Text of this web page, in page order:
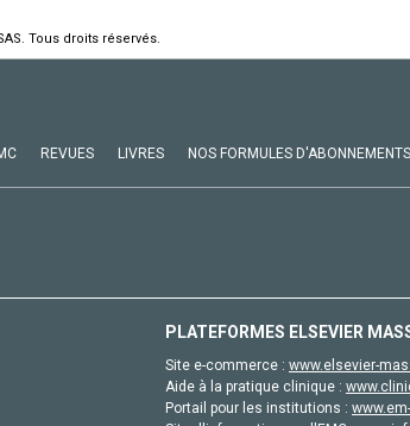
Tous droits réservés.
REVUES LIVRES NOS FORMULES D'ABONNEMENTS
PLATEFORMES ELSEVIER
Site e-commerce : www.elsevier-
Aide à la pratique clinique :
Portail pour les institutions :